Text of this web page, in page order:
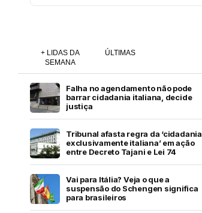
+ LIDAS DA
SEMANA
ÚLTIMAS
Falha no agendamento não pode
barrar cidadania italiana, decide
justiça
Tribunal afasta regra da ‘cidadania
exclusivamente italiana’ em ação
entre Decreto Tajani e Lei 74
Vai para Itália? Veja o que a
suspensão do Schengen significa
para brasileiros